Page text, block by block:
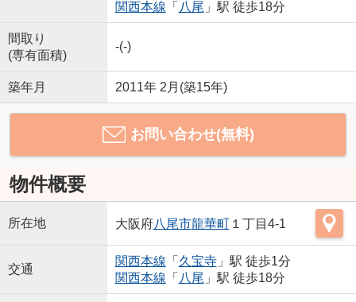
関西本線 「 八尾 」駅 徒歩18分
間取り
(専有面積)
-(-)
築年月 2011年 2月(築15年)
お問い合わせ(無料)
物件概要
所在地 大阪府八尾市龍華町１丁目4-1
交通
関西本線 「 久宝寺」駅 徒歩1分
関西本線 「 八尾 」駅 徒歩18分